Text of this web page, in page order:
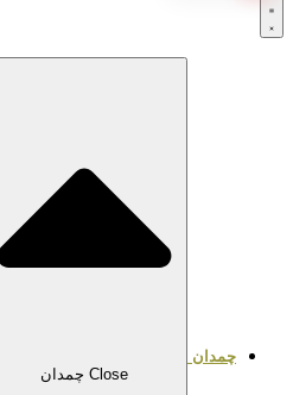
چمدان
Close چمدان